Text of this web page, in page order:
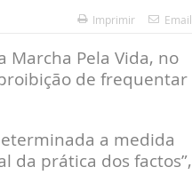
Imprimir Email
Marcha Pela Vida, no
de frequentar
a medida
da prática dos factos”,